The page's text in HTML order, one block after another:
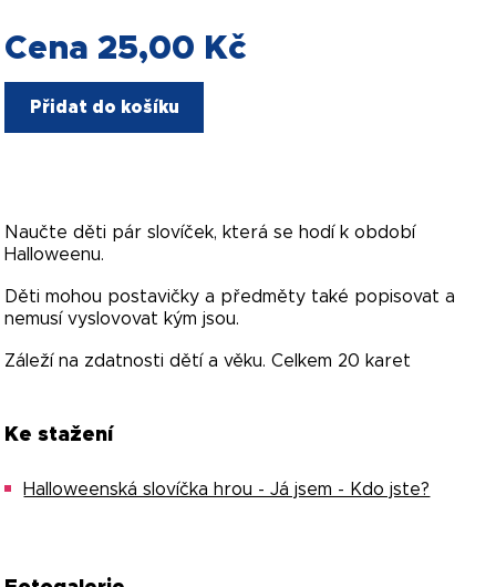
Cena 25,00 Kč
Přidat do košíku
Naučte děti pár slovíček, která se hodí k období
Halloweenu.
Děti mohou postavičky a předměty také popisovat a
nemusí vyslovovat kým jsou.
Záleží na zdatnosti dětí a věku. Celkem 20 karet
Ke stažení
Halloweenská slovíčka hrou - Já jsem - Kdo jste?